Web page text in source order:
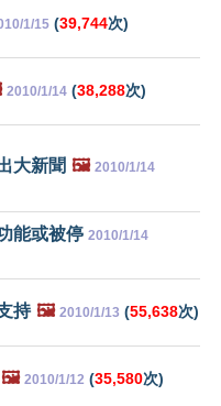
1/15 (39,744次)
2010/1/14 (38,288次)
大新聞 🖼️ 2010/1/14
能或被停 2010/1/14
持 🖼️ 2010/1/13 (55,638次)
🖼️ 2010/1/12 (35,580次)